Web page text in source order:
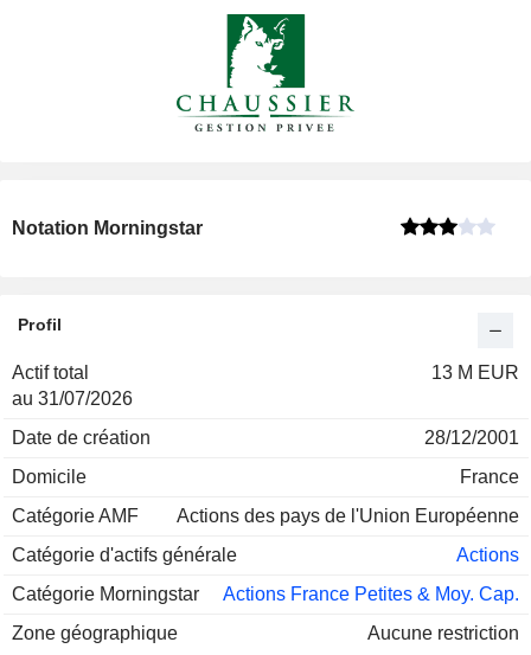
Notation Morningstar
Profil
Actif total
au 31/07/2026
13 M EUR
Date de création
28/12/2001
Domicile
France
Catégorie AMF
Actions des pays de l'Union Européenne
Catégorie d'actifs générale
Actions
Catégorie Morningstar
Actions France Petites & Moy. Cap.
Zone géographique
Aucune restriction